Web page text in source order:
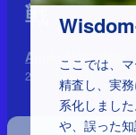
ここでは、
精査し、実
系化しまし
や、誤った
戦
Apple 神話の検証
2025年9月5日